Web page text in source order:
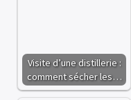
Visite d’une distillerie :
comment sécher les…